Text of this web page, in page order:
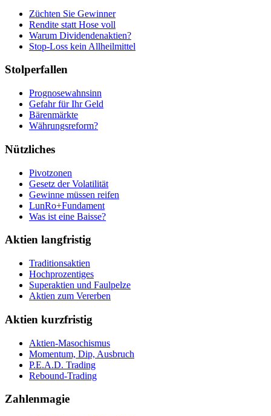
Züchten Sie Gewinner
Rendite statt Hose voll
Warum Dividendenaktien?
Stop-Loss kein Allheilmittel
Stolperfallen
Prognosewahnsinn
Gefahr für Ihr Geld
Bärenmärkte
Währungsreform?
Nützliches
Pivotzonen
Gesetz der Volatilität
Gewinne müssen reifen
LunRo+Fundament
Was ist eine Baisse?
Aktien langfristig
Traditionsaktien
Hochprozentiges
Superaktien und Faulpelze
Aktien zum Vererben
Aktien kurzfristig
Aktien-Masochismus
Momentum, Dip, Ausbruch
P.E.A.D. Trading
Rebound-Trading
Zahlenmagie